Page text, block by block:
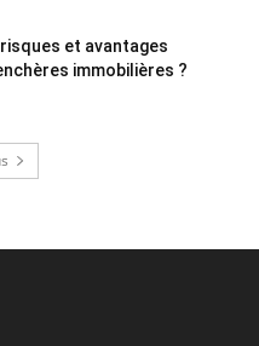
et avantages
immobilières ?